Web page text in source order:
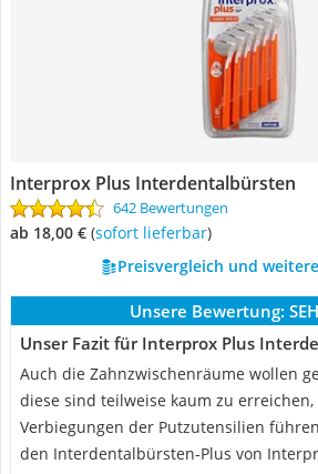
Interprox Plus Interdentalbürsten
642 Bewertungen
ab 18,00 € ( Sofort lieferbar)
Preisvergleich und
Unsere Bewertung:
Unser Fazit für Interprox Plus
Auch die Zahnzwischenräume wollen
diese sind teilweise kaum zu
Verbiegungen der Putzutensilien
den Interdentalbürsten-Plus von